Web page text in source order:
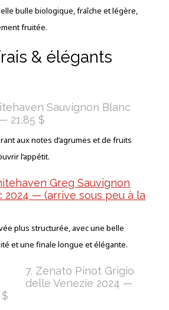
bulle biologique, fraîche et légère,
fruitée.
& élégants
Sauvignon Blanc
21,85 $
aux notes d’agrumes et de fruits
l’appétit.
Greg Sauvignon
2024 —(arrive sous peu à la
plus structurée, avec une belle
et une finale longue et élégante.
7. Zenato Pinot Grigio
delle Venezie 2024 —
$